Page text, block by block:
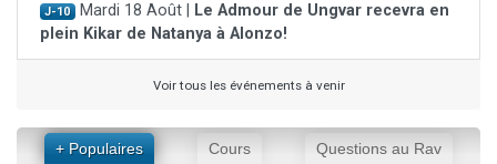
J-10 Mardi 18 Août |
Le Admour de Ungvar recevra en
plein Kikar de Natanya à Alonzo!
Voir tous les événements à venir
+ Populaires Cours Questions au Rav